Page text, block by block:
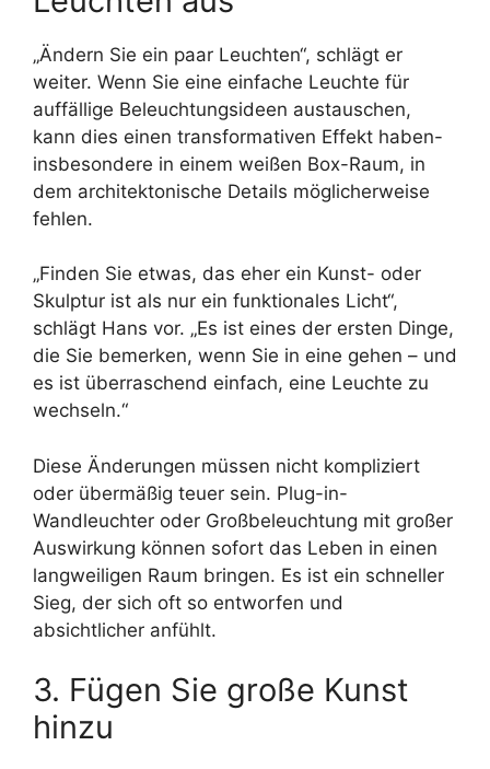
„Ändern Sie ein paar Leuchten“, schlägt er
weiter. Wenn Sie eine einfache Leuchte für
auffällige Beleuchtungsideen austauschen,
kann dies einen transformativen Effekt haben-
insbesondere in einem weißen Box-Raum, in
dem architektonische Details möglicherweise
fehlen.
„Finden Sie etwas, das eher ein Kunst- oder
Skulptur ist als nur ein funktionales Licht“,
schlägt Hans vor. „Es ist eines der ersten Dinge,
die Sie bemerken, wenn Sie in eine gehen – und
es ist überraschend einfach, eine Leuchte zu
wechseln.“
Diese Änderungen müssen nicht kompliziert
oder übermäßig teuer sein. Plug-in-
Wandleuchter oder Großbeleuchtung mit großer
Auswirkung können sofort das Leben in einen
langweiligen Raum bringen. Es ist ein schneller
Sieg, der sich oft so entworfen und
absichtlicher anfühlt.
3. Fügen Sie große Kunst
hinzu